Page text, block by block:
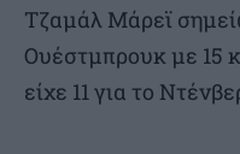
Τζαμάλ Μάρεϊ
Ουέστμπρουκ με 15
είχε 11 για το